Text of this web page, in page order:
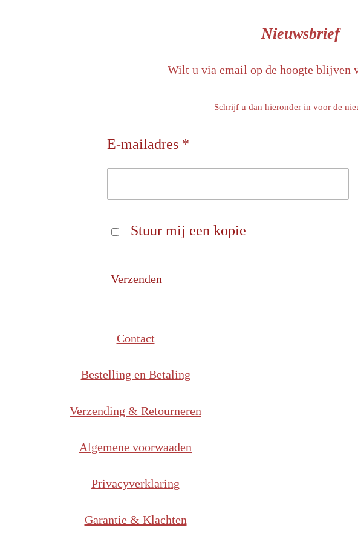
Nieuwsbrief
Wilt u via email op de hoogte blijven
Schrijf u dan hieronder in voor de
E-mailadres *
Stuur mij een kopie
Verzenden
Contact
Bestelling en Betaling
Verzending & Retourneren
Algemene voorwaaden
Privacyverklaring
Garantie & Klachten